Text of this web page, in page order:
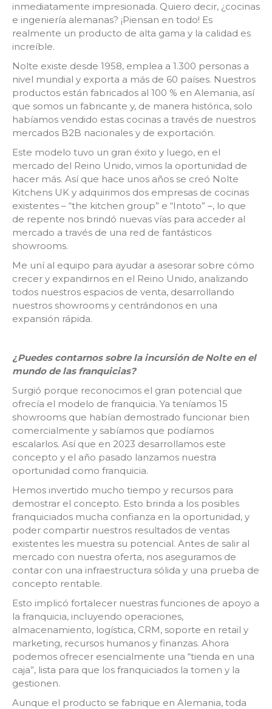
inmediatamente impresionada. Quiero decir, ¿cocinas
e ingeniería alemanas? ¡Piensan en todo! Es
realmente un producto de alta gama y la calidad es
increíble.
Nolte existe desde 1958, emplea a 1.300 personas a
nivel mundial y exporta a más de 60 países. Nuestros
productos están fabricados al 100 % en Alemania, así
que somos un fabricante y, de manera histórica, solo
habíamos vendido estas cocinas a través de nuestros
mercados B2B nacionales y de exportación.
Este modelo tuvo un gran éxito y luego, en el
mercado del Reino Unido, vimos la oportunidad de
hacer más. Así que hace unos años se creó Nolte
Kitchens UK y adquirimos dos empresas de cocinas
existentes – “the kitchen group” e “Intoto” –, lo que
de repente nos brindó nuevas vías para acceder al
mercado a través de una red de fantásticos
showrooms.
Me uní al equipo para ayudar a asesorar sobre cómo
crecer y expandirnos en el Reino Unido, analizando
todos nuestros espacios de venta, desarrollando
nuestros showrooms y centrándonos en una
expansión rápida.
¿Puedes contarnos sobre la incursión de Nolte en el
mundo de las franquicias?
Surgió porque reconocimos el gran potencial que
ofrecía el modelo de franquicia. Ya teníamos 15
showrooms que habían demostrado funcionar bien
comercialmente y sabíamos que podíamos
escalarlos. Así que en 2023 desarrollamos este
concepto y el año pasado lanzamos nuestra
oportunidad como franquicia.
Hemos invertido mucho tiempo y recursos para
demostrar el concepto. Esto brinda a los posibles
franquiciados mucha confianza en la oportunidad, y
poder compartir nuestros resultados de ventas
existentes les muestra su potencial. Antes de salir al
mercado con nuestra oferta, nos aseguramos de
contar con una infraestructura sólida y una prueba de
concepto rentable.
Esto implicó fortalecer nuestras funciones de apoyo a
la franquicia, incluyendo operaciones,
almacenamiento, logística, CRM, soporte en retail y
marketing, recursos humanos y finanzas. Ahora
podemos ofrecer esencialmente una “tienda en una
caja”, lista para que los franquiciados la tomen y la
gestionen.
Aunque el producto se fabrique en Alemania, toda